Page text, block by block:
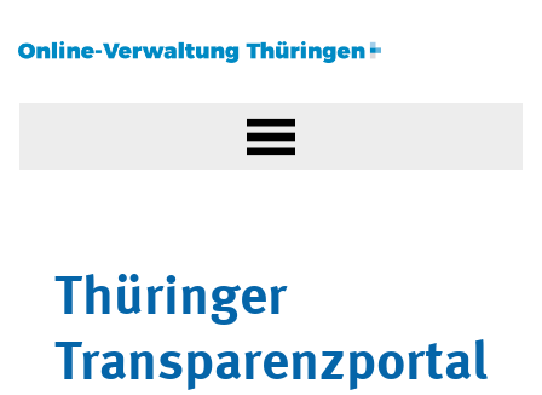
Thüringer
Transparenzportal